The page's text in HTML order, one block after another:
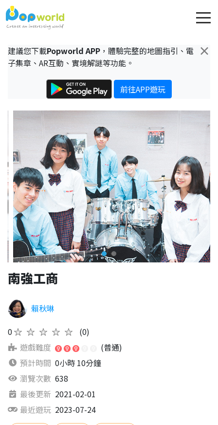
×
建議您下載Popworld APP ，體驗完整的地圖指引、電
子集章、AR互動、實境解謎等功能。
前往APP遊玩
南強工商
賴秋琳
0★★★★★
(0)
遊戲難度
(普通)
預計時間 0小時 10分鐘
瀏覽次數 638
最後更新 2021-02-01
最近遊玩 2023-07-24